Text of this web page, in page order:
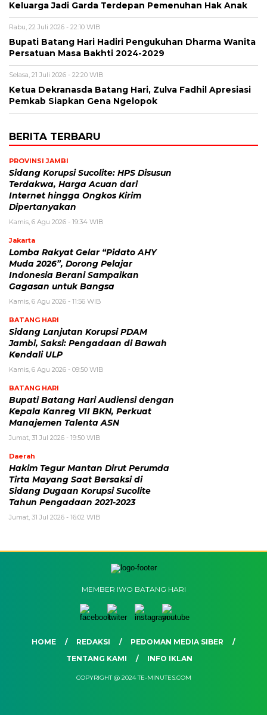
Keluarga Jadi Garda Terdepan Pemenuhan Hak Anak
Rabu, 22 Juli 2026 - 22:10 WIB
Bupati Batang Hari Hadiri Pengukuhan Dharma Wanita
Persatuan Masa Bakhti 2024-2029
Selasa, 21 Juli 2026 - 22:20 WIB
Ketua Dekranasda Batang Hari, Zulva Fadhil Apresiasi
Pemkab Siapkan Gena Ngelopok
BERITA TERBARU
PROVINSI JAMBI
Sidang Korupsi Sucolite: HPS Disusun
Terdakwa, Harga Acuan dari
Internet hingga Ongkos Kirim
Dipertanyakan
Kamis, 6 Agu 2026 - 19:34 WIB
Jakarta
Lomba Rakyat Gelar “Pidato AHY
Muda 2026”, Dorong Pelajar
Indonesia Berani Sampaikan
Gagasan untuk Bangsa
Kamis, 6 Agu 2026 - 11:56 WIB
BATANG HARI
Sidang Lanjutan Korupsi PDAM
Jambi, Saksi: Pengadaan di Bawah
Kendali ULP
Kamis, 6 Agu 2026 - 09:50 WIB
BATANG HARI
Bupati Batang Hari Audiensi dengan
Kepala Kanreg VII BKN, Perkuat
Manajemen Talenta ASN
Jumat, 31 Jul 2026 - 19:50 WIB
Daerah
Hakim Tegur Mantan Dirut Perumda
Tirta Mayang Saat Bersaksi di
Sidang Dugaan Korupsi Sucolite
Tahun Pengadaan 2021-2023
Jumat, 31 Jul 2026 - 16:02 WIB
MEMBER IWO BATANG HARI
HOME REDAKSI
PEDOMAN MEDIA SIBER
TENTANG KAMI
INFO IKLAN
COPYRIGHT @ 2024 TE-MINUTES.COM